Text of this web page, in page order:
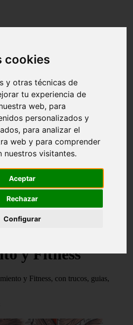
cookies
y otras técnicas de
tu experiencia de
web, para
personalizados y
para analizar el
web y para comprender
nuestros visitantes.
Aceptar
Rechazar
Configurar
y Fitness
y Fitness, con trucos, guias,